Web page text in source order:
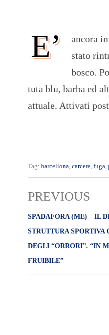
E’
ancora
stato
bosco.
tuta blu, barba ed
attuale. Attivati
Tag: barcellona carcere fuga
PREVIOUS
SPADAFORA (ME) – IL
STRUTTURA SPORTIVA
DEGLI “ORRORI”. “IN
FRUIBILE”